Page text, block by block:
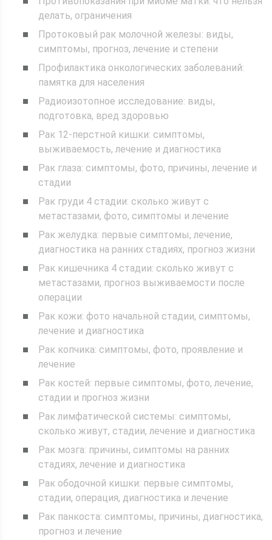
делать, ограничения
Протоковый рак молочной железы: виды,
симптомы, прогноз, лечение и степени
Профилактика онкологических заболеваний:
памятка для населения
Радиоизотопное исследование: виды,
подготовка, вред здоровью
Рак 12-перстной кишки: симптомы,
выживаемость, лечение и диагностика
Рак глаза: симптомы, фото, причины, лечение и
стадии
Рак груди 4 стадии: сколько живут с
метастазами, фото, симптомы и лечение
Рак желудка: первые симптомы, лечение,
диагностика на ранних стадиях, прогноз жизни
Рак кишечника 4 стадии: сколько живут с
метастазами, прогноз выживаемости после
операции
Рак кожи: фото начальной стадии, симптомы,
лечение и диагностика
Рак копчика: симптомы, фото, проявление и
лечение
Рак костей: первые симптомы, фото, лечение,
стадии и прогноз жизни
Рак лимфатической системы: симптомы,
сколько живут, стадии, лечение и диагностика
Рак мозга: причины, симптомы на ранних
стадиях, лечение и диагностика
Рак ободочной кишки: первые симптомы,
стадии, операция, диагностика и лечение
Рак панкоста: симптомы, причины, диагностика,
прогноз и лечение